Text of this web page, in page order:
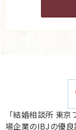
「結婚相談所 東
場企業のIBJの優